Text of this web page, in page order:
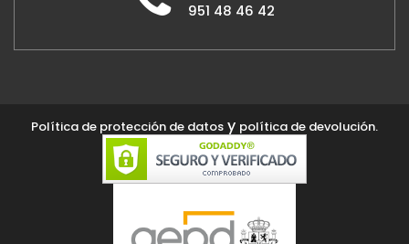
951 48 46 42
Política de protección de datos y política de devolución.